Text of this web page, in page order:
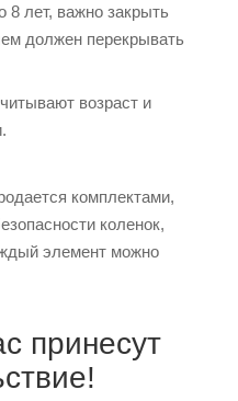
8 лет, важно закрыть
должен перекрывать
возраст и
комплектами,
коленок,
элемент можно
принесут